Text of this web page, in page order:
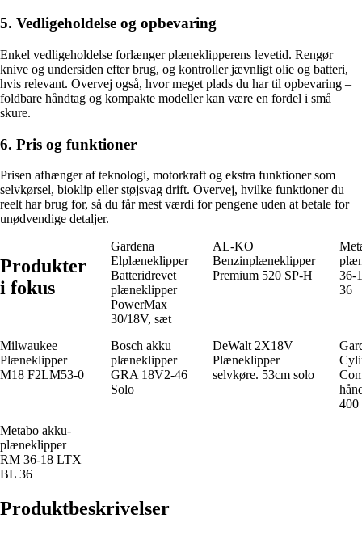
5. Vedligeholdelse og opbevaring
Enkel vedligeholdelse forlænger plæneklipperens levetid. Rengør
knive og undersiden efter brug, og kontroller jævnligt olie og batteri,
hvis relevant. Overvej også, hvor meget plads du har til opbevaring –
foldbare håndtag og kompakte modeller kan være en fordel i små
skure.
6. Pris og funktioner
Prisen afhænger af teknologi, motorkraft og ekstra funktioner som
selvkørsel, bioklip eller støjsvag drift. Overvej, hvilke funktioner du
reelt har brug for, så du får mest værdi for pengene uden at betale for
unødvendige detaljer.
Produkter
i fokus
Gardena
Elplæneklipper
Batteridrevet
plæneklipper
PowerMax
30/18V, sæt
AL-KO
Benzinplæneklipper
Premium 520 SP-H
36-
36
Milwaukee
Plæneklipper
M18 F2LM53-0
Bosch akku
plæneklipper
GRA 18V2-46
Solo
DeWalt 2X18V
Plæneklipper
selvkøre. 53cm solo
400
Metabo akku-
plæneklipper
RM 36-18 LTX
BL 36
Produktbeskrivelser